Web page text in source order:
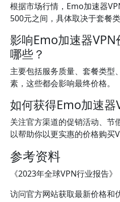
根据市场行情，Emo加速器
500元之间，具体取决于套餐
影响Emo加速器
哪些？
主要包括服务质量、套餐类型
素，这些都会影响最终价格。
如何获得Emo加速器
关注官方渠道的促销活动、节
以帮助你以更实惠的价格购买
参考资料
《2023年全球VPN行业报告》
访问官方网站获取最新价格和